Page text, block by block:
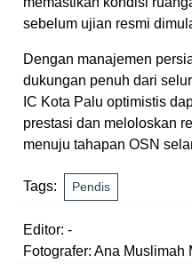
sebelum ujian resmi
Dengan manajemen
dukungan penuh dari
IC Kota Palu optimistis
prestasi dan meloloskan
menuju tahapan OSN
Tags: Pendis
Editor: -
Fotografer: Ana Muslimah